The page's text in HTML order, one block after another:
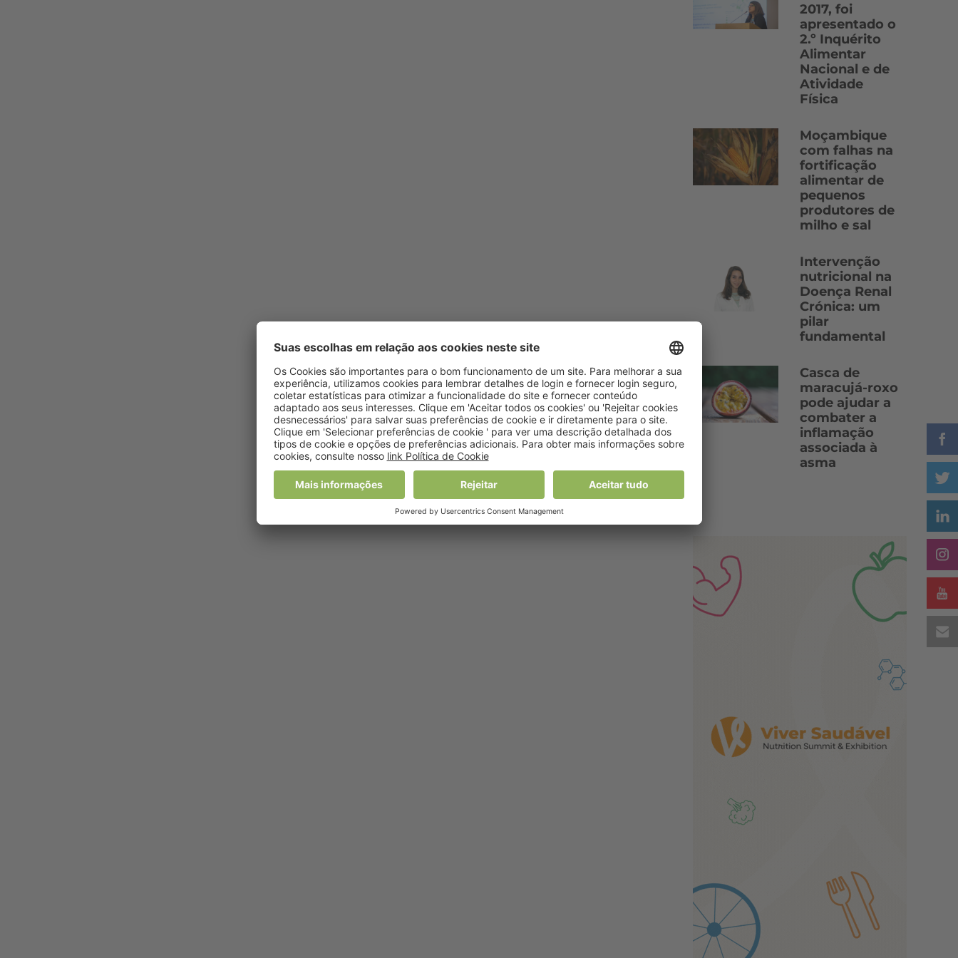
2017, foi
apresentado o
2.º Inquérito
Alimentar
Nacional e de
Atividade
Física
Moçambique
com falhas na
fortificação
alimentar de
pequenos
produtores de
milho e sal
Intervenção
nutricional na
Doença Renal
Crónica: um
pilar
fundamental
Casca de
maracujá-roxo
pode ajudar a
combater a
inflamação
associada à
asma